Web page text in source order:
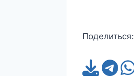
Поделиться: